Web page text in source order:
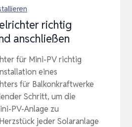
richtig
anschließen
für Mini-PV richtig
eines
für Balkonkraftwerke
Schritt, um die
PV-Anlage zu
jeder Solaranlage